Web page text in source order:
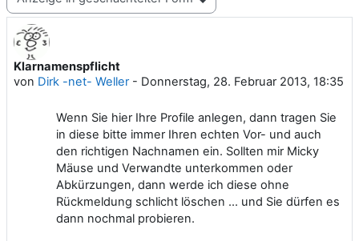
Klarnamenspflicht
von Dirk -net- Weller- Donnerstag, 28. Februar 2013, 18:35
Anzahl Antworten: 0
Wenn Sie hier Ihre Profile anlegen, dann tragen Sie
in diese bitte immer Ihren echten Vor- und auch
den richtigen Nachnamen ein. Sollten mir Micky
Mäuse und Verwandte unterkommen oder
Abkürzungen, dann werde ich diese ohne
Rückmeldung schlicht löschen ... und Sie dürfen es
dann nochmal probieren.